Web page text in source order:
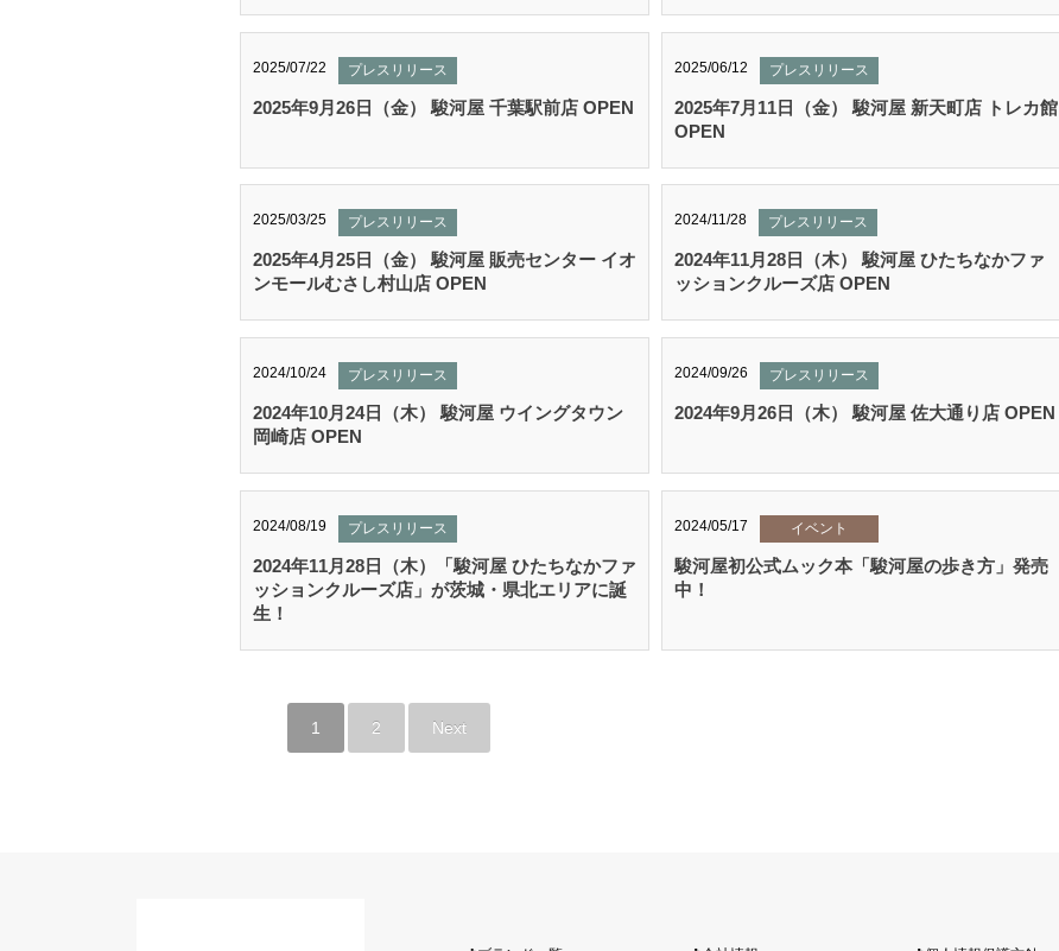
2025/07/22 プレスリリース
2025年9月26日（金） 駿河屋 千葉駅前店 OPEN
2025/06/12 プレスリリース
2025年7月11日（金） 駿河屋 新天町店 トレカ館
OPEN
2025/03/25 プレスリリース
2025年4月25日（金） 駿河屋 販売センター イオ
ンモールむさし村山店 OPEN
2024/11/28 プレスリリース
2024年11月28日（木） 駿河屋 ひたちなかファ
ッションクルーズ店 OPEN
2024/10/24 プレスリリース
2024年10月24日（木） 駿河屋 ウイングタウン
岡崎店 OPEN
2024/09/26 プレスリリース
2024年9月26日（木） 駿河屋 佐大通り店 OPEN
2024/08/19 プレスリリース
2024年11月28日（木）「駿河屋 ひたちなかファ
ッションクルーズ店」が茨城・県北エリアに誕
生！
2024/05/17 イベント
駿河屋初公式ムック本「駿河屋の歩き方」発売
中！
1 2 Next